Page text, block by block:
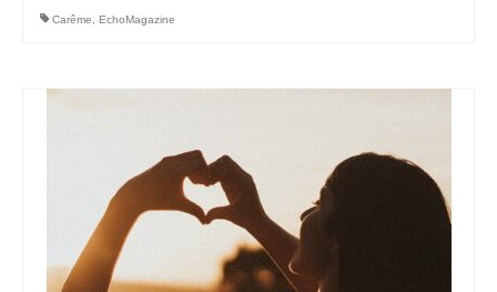
Carême EchoMagazine